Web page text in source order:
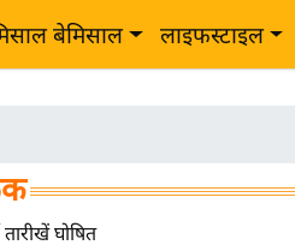
बेमिसाल लाइफस्टाइल